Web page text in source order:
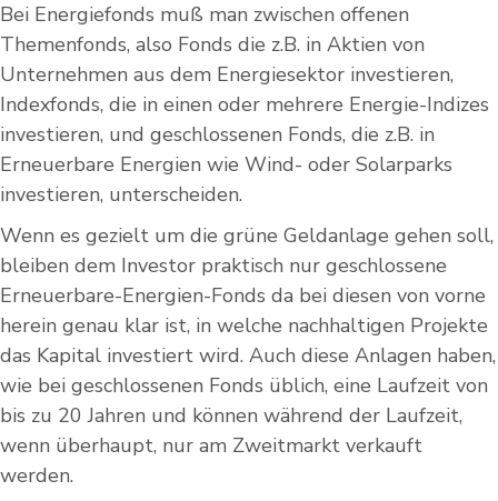
Bei Energiefonds muß man zwischen offenen
Themenfonds, also Fonds die z.B. in Aktien von
Unternehmen aus dem Energiesektor investieren,
Indexfonds, die in einen oder mehrere Energie-Indizes
investieren, und geschlossenen Fonds, die z.B. in
Erneuerbare Energien wie Wind- oder Solarparks
investieren, unterscheiden.
Wenn es gezielt um die grüne Geldanlage gehen soll,
bleiben dem Investor praktisch nur geschlossene
Erneuerbare-Energien-Fonds da bei diesen von vorne
herein genau klar ist, in welche nachhaltigen Projekte
das Kapital investiert wird. Auch diese Anlagen haben,
wie bei geschlossenen Fonds üblich, eine Laufzeit von
bis zu 20 Jahren und können während der Laufzeit,
wenn überhaupt, nur am Zweitmarkt verkauft
werden.